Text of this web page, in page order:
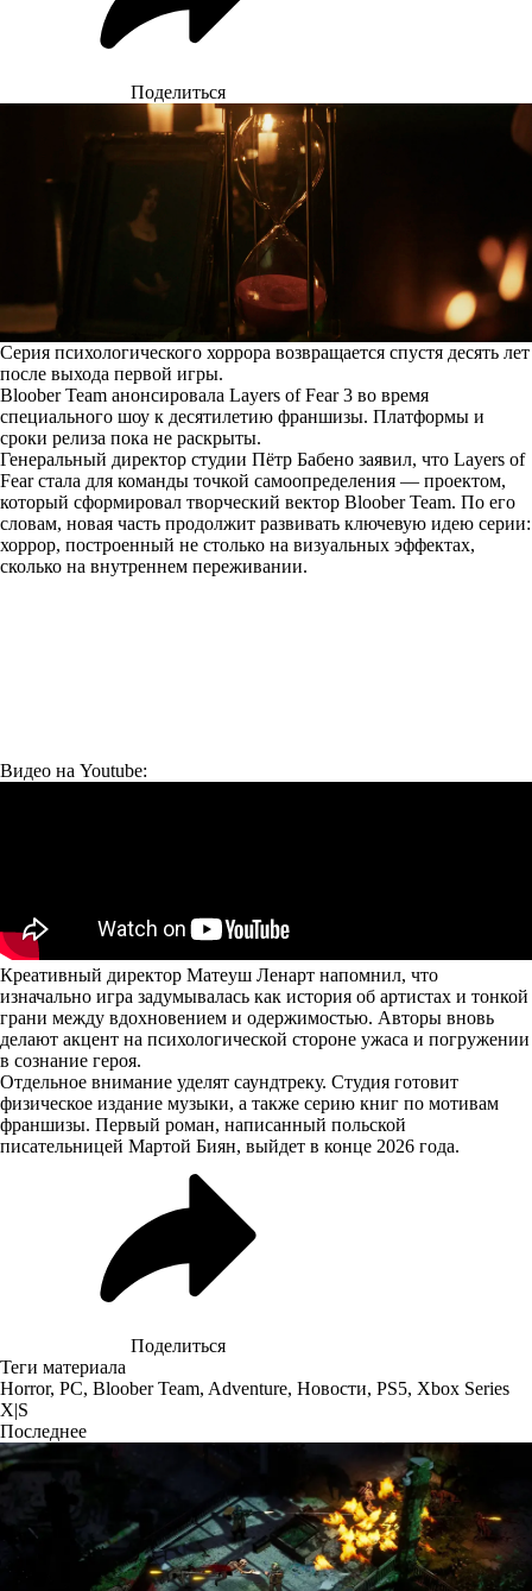
Поделиться
Серия психологического хоррора возвращается спустя десять лет
после выхода первой игры.
Bloober Team анонсировала Layers of Fear 3 во время
специального шоу к десятилетию франшизы. Платформы и
сроки релиза пока не раскрыты.
Генеральный директор студии Пётр Бабено заявил, что Layers of
Fear стала для команды точкой самоопределения — проектом,
который сформировал творческий вектор Bloober Team. По его
словам, новая часть продолжит развивать ключевую идею серии:
хоррор, построенный не столько на визуальных эффектах,
сколько на внутреннем переживании.
Видео на Youtube:
Креативный директор Матеуш Ленарт напомнил, что
изначально игра задумывалась как история об артистах и тонкой
грани между вдохновением и одержимостью. Авторы вновь
делают акцент на психологической стороне ужаса и погружении
в сознание героя.
Отдельное внимание уделят саундтреку. Студия готовит
физическое издание музыки, а также серию книг по мотивам
франшизы. Первый роман, написанный польской
писательницей Мартой Биян, выйдет в конце 2026 года.
Поделиться
Теги материала
Horror, PC, Bloober Team, Adventure, Новости, PS5, Xbox Series
X|S
Последнее